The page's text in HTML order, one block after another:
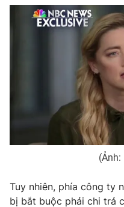
Sản phẩm
Thị trường
Lịch phát sóng
Chuyên mục khác
Photo
VTV Money
(Ảnh:
Tuy nhiên, phía công ty
bị bắt buộc phải chi trả